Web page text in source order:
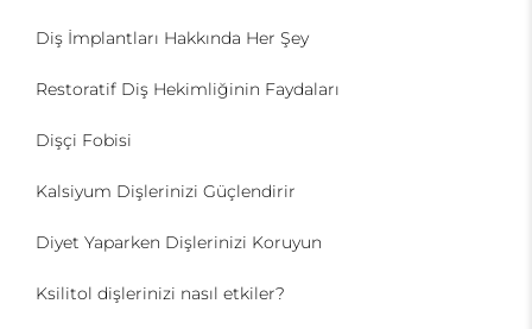
Diş İmplantları Hakkında Her Şey
Restoratif Diş Hekimliğinin Faydaları
Dişçi Fobisi
Kalsiyum Dişlerinizi Güçlendirir
Diyet Yaparken Dişlerinizi Koruyun
Ksilitol dişlerinizi nasıl etkiler?